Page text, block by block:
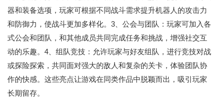
器和装备选项，玩家可根据不同战斗需求提升机器人的攻击力
和防御力，使战斗更加多样化。3、公会与团队：玩家可加入各
式公会和团队，和其他成员共同完成任务和挑战，增强社交互
动的乐趣。4、组队竞技：允许玩家与好友组队，进行竞技对战
或探险探索，共同面对强大的敌人和复杂的关卡，体验团队协
作的快感。这些亮点让游戏在同类作品中脱颖而出，吸引玩家
长期留存。